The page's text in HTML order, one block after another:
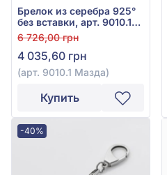
Брелок из серебра 925°
без вставки, арт. 9010.1
Мазда
6 726,00 грн
4 035,60 грн
(арт. 9010.1 Мазда)
Купить
-40%